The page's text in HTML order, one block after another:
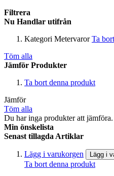
Filtrera
Nu Handlar utifrån
Kategori Metervaror Ta
Töm alla
Jämför Produkter
Ta bort denna produkt
Jämför
Töm alla
Du har inga produkter att jämföra.
Min önskelista
Senast tillagda Artiklar
Lägg i varukorgen Lägg i
Ta bort denna produkt